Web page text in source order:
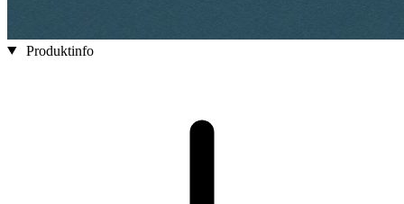
Produktinfo